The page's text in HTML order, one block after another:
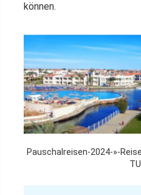
können.
Pauschalreisen-2024-»-
TUI